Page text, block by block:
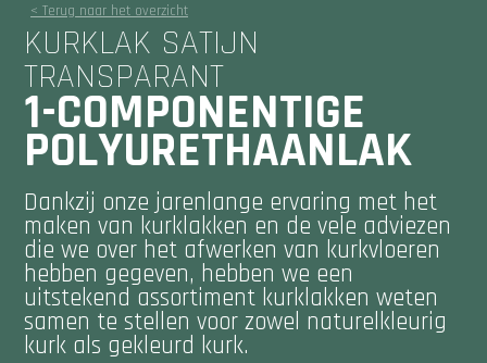
< Terug naar het overzicht
KURKLAK SATIJN
TRANSPARANT
1-COMPONENTIGE
POLYURETHAANLAK
Dankzij onze jarenlange ervaring met het
maken van kurklakken en de vele adviezen
die we over het afwerken van kurkvloeren
hebben gegeven, hebben we een
uitstekend assortiment kurklakken weten
samen te stellen voor zowel naturelkleurig
kurk als gekleurd kurk.